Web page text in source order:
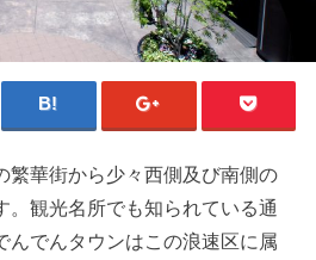
繁華街から少々西側及び南側の
。観光名所でも知られている通
んでんタウンはこの浪速区に属